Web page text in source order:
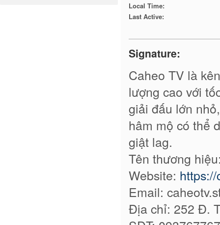
Local Time:
Last Active:
Signature:
Caheo TV là
lượng cao với
giải đấu lớn
hâm mộ có thể
giật lag.
Tên thương
Website:
Email:
Địa chỉ: 252 Đ.